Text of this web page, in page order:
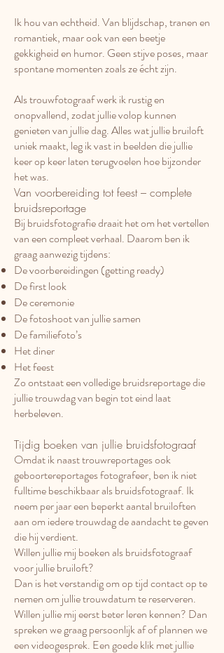
Ik hou van echtheid. Van blijdschap, tranen en
romantiek, maar ook van een beetje
gekkigheid en humor. Geen stijve poses, maar
spontane momenten zoals ze écht zijn.
Als trouwfotograaf werk ik rustig en
onopvallend, zodat jullie volop kunnen
genieten van jullie dag. Alles wat jullie bruiloft
uniek maakt, leg ik vast in beelden die jullie
keer op keer laten terugvoelen hoe bijzonder
het was.
Van voorbereiding tot feest – complete
bruidsreportage
Bij bruidsfotografie draait het om het vertellen
van een compleet verhaal. Daarom ben ik
graag aanwezig tijdens:
De voorbereidingen (getting ready)
De first look
De ceremonie
De fotoshoot van jullie samen
De familiefoto’s
Het diner
Het feest
Zo ontstaat een volledige bruidsreportage die
jullie trouwdag van begin tot eind laat
herbeleven.
Tijdig boeken van jullie bruidsfotograaf
Omdat ik naast trouwreportages ook
geboortereportages fotografeer, ben ik niet
fulltime beschikbaar als bruidsfotograaf. Ik
neem per jaar een beperkt aantal bruiloften
aan om iedere trouwdag de aandacht te geven
die hij verdient.
Willen jullie mij boeken als bruidsfotograaf
voor jullie bruiloft?
Dan is het verstandig om op tijd contact op te
nemen om jullie trouwdatum te reserveren.
Willen jullie mij eerst beter leren kennen? Dan
spreken we graag persoonlijk af of plannen we
een videogesprek. Een goede klik met jullie